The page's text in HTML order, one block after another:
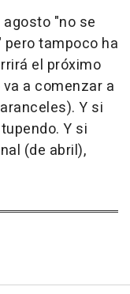
"no se
tampoco ha
el próximo
a comenzar a
Y si
Y si
(de abril),